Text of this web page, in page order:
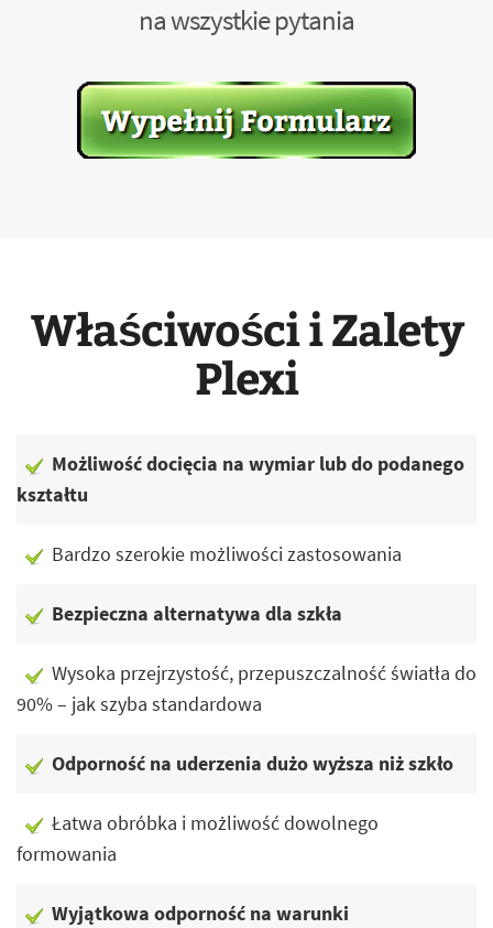
na wszystkie pytania
Właściwości i Zalety
Plexi
Możliwość docięcia na wymiar lub do podanego
kształtu
Bardzo szerokie możliwości zastosowania
Bezpieczna alternatywa dla szkła
Wysoka przejrzystość, przepuszczalność światła do
90% – jak szyba standardowa
Odporność na uderzenia dużo wyższa niż szkło
Łatwa obróbka i możliwość dowolnego
formowania
Wyjątkowa odporność na warunki